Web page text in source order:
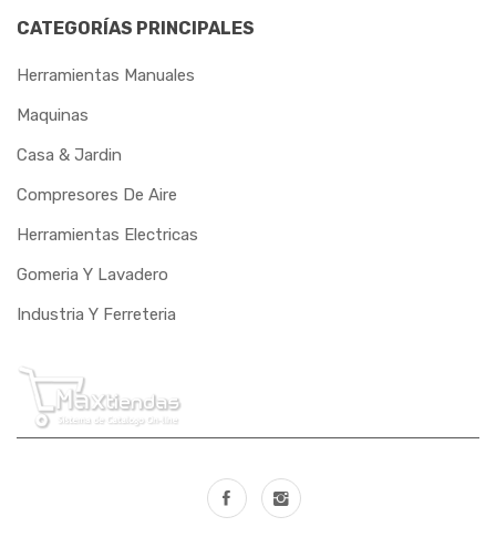
PANDOLFO
PAULIMODAR
PEM
RASTREAR
RAVEN
CATEGORÍAS PRINCIPALES
Herramientas Manuales
Maquinas
Casa & Jardin
Compresores De Aire
Herramientas Electricas
Gomeria Y Lavadero
Industria Y Ferreteria